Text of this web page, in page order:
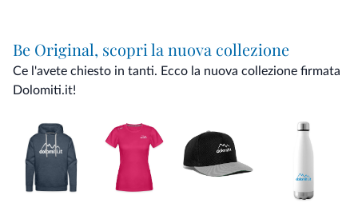
Be Original, scopri la nuova collezione
Ce l'avete chiesto in tanti. Ecco la nuova collezione firmata
Dolomiti.it!